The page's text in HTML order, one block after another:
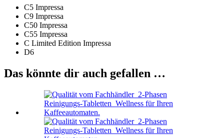
MengeC5 Impressa
C9 Impressa
C50 Impressa
C55 Impressa
C Limited Edition Impressa
D6
Das könnte dir auch gefallen …